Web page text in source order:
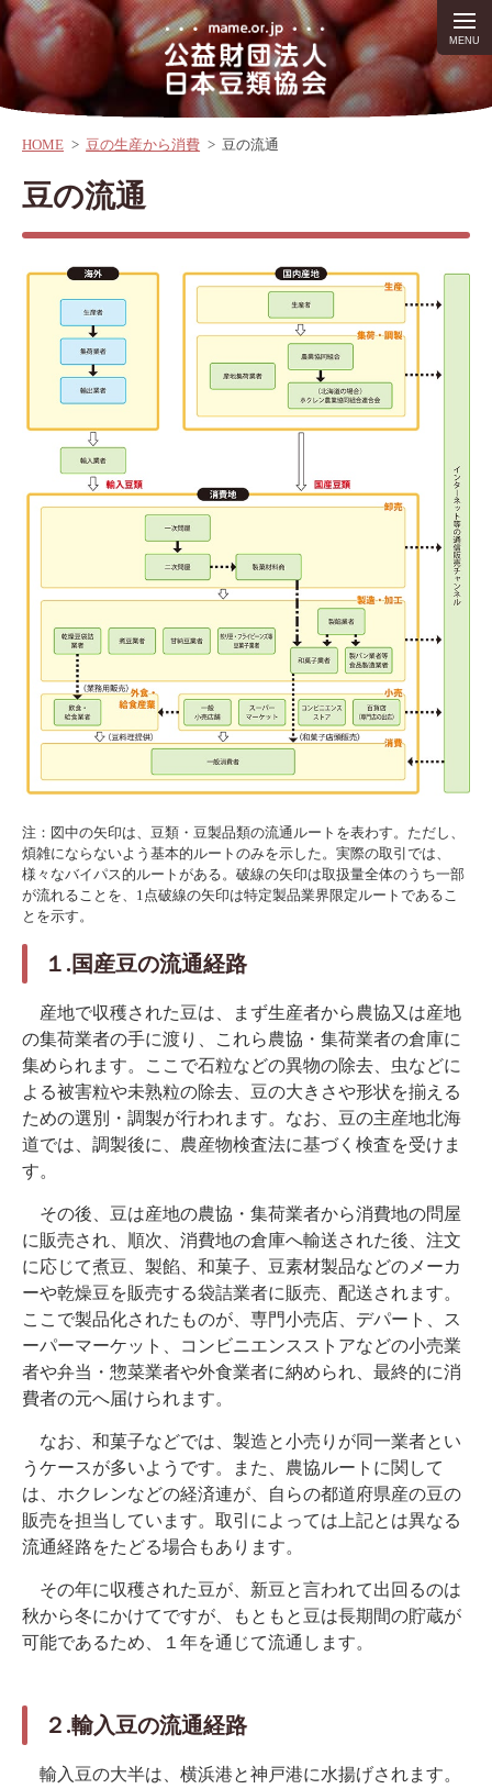
HOME > 豆の生産から消費 > 豆の流通
豆の流通
注：図中の矢印は、豆類・豆製品類の流通ルートを表わす。ただし、
煩雑にならないよう基本的ルートのみを示した。実際の取引では、
様々なバイパス的ルートがある。破線の矢印は取扱量全体のうち一部
が流れることを、1点破線の矢印は特定製品業界限定ルートであるこ
とを示す。
１.国産豆の流通経路
産地で収穫された豆は、まず生産者から農協又は産地
の集荷業者の手に渡り、これら農協・集荷業者の倉庫に
集められます。ここで石粒などの異物の除去、虫などに
よる被害粒や未熟粒の除去、豆の大きさや形状を揃える
ための選別・調製が行われます。なお、豆の主産地北海
道では、調製後に、農産物検査法に基づく検査を受けま
す。
その後、豆は産地の農協・集荷業者から消費地の問屋
に販売され、順次、消費地の倉庫へ輸送された後、注文
に応じて煮豆、製餡、和菓子、豆素材製品などのメーカ
ーや乾燥豆を販売する袋詰業者に販売、配送されます。
ここで製品化されたものが、専門小売店、デパート、ス
ーパーマーケット、コンビニエンスストアなどの小売業
者や弁当・惣菜業者や外食業者に納められ、最終的に消
費者の元へ届けられます。
なお、和菓子などでは、製造と小売りが同一業者とい
うケースが多いようです。また、農協ルートに関して
は、ホクレンなどの経済連が、自らの都道府県産の豆の
販売を担当しています。取引によっては上記とは異なる
流通経路をたどる場合もあります。
その年に収穫された豆が、新豆と言われて出回るのは
秋から冬にかけてですが、もともと豆は長期間の貯蔵が
可能であるため、１年を通じて流通します。
２.輸入豆の流通経路
輸入豆の大半は、横浜港と神戸港に水揚げされます。